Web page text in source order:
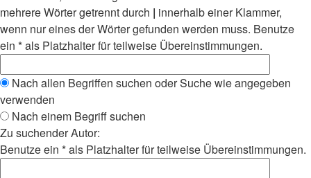
mehrere Wörter getrennt durch | innerhalb einer Klammer,
wenn nur eines der Wörter gefunden werden muss. Benutze
ein * als Platzhalter für teilweise Übereinstimmungen.
Nach allen Begriffen suchen oder Suche wie angegeben
verwenden
Nach einem Begriff suchen
Zu suchender Autor:
Benutze ein * als Platzhalter für teilweise Übereinstimmungen.